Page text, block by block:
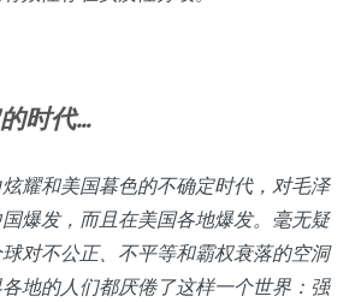
时代…
耀和美国暮色的不确定时代，对毛泽
爆发，而且在美国各地爆发。毫无疑
对不公正、不平等和霸权衰落的空洞
地的人们都厌倦了这样一个世界：强